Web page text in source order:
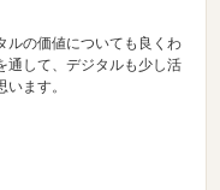
ルの価値についても良くわ
通して、デジタルも少し活
ます。